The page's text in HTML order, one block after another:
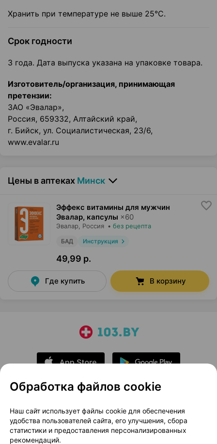
Хранить при температуре не выше 25°С.
Срок годности
3 года. Дата выпуска указана на упаковке товара.
Изготовитель/организация, принимающая
претензии:
ЗАО «Эвалар»,
Россия, 659332, Алтайский край,
г. Бийск, ул. Социалистическая, 23/6,
www.evalar.ru
Цены в аптеках Минск
Эффекс витамины для мужчин
Эвалар, капсулы ×60
Эвалар, Россия • без рецепта
БАД Инструкция
49,99 р.
Где купить В корзину
О проекте
Новости проекта
Размещение рекламы
Медицинский маркетинг
Публичный договор
Доставка
Обработка файлов cookie
Наш сайт использует файлы cookie для обеспечения
удобства пользователей сайта, его улучшения, сбора
статистики и предоставления персонализированных
рекомендаций.